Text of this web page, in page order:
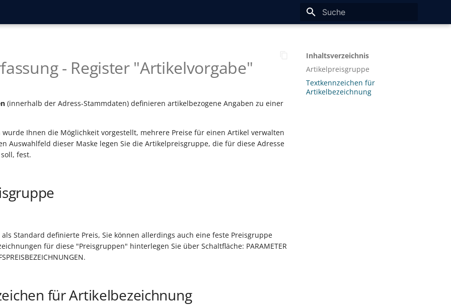
- Register "Artikelvorgabe"
(innerhalb der Adress-Stammdaten) definieren artikelbezogene Angaben zu einer
Ihnen die Möglichkeit vorgestellt, mehrere Preise für einen Artikel verwalten
Auswahlfeld dieser Maske legen Sie die Artikelpreisgruppe, die für diese Adresse
fest.
als Standard definierte Preis, Sie können allerdings auch eine feste Preisgruppe
für diese "Preisgruppen" hinterlegen Sie über Schaltfläche: PARAMETER
für Artikelbezeichnung
Inhaltsverzeichnis
Artikelpreisgruppe
Textkennzeichen für
Artikelbezeichnung